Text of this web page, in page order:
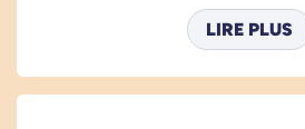
hygiénique et efficace, l’alèse
Normal 60 x 60 cms’adresse
personnes confrontées à
LIRE PLUS